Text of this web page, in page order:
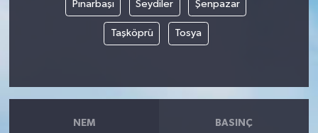
Pınarbaşı Seydiler Şenpazar
Taşköprü Tosya
NEM BASINÇ